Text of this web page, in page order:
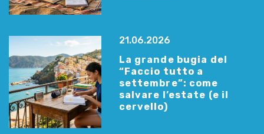
21.06.2026
La grande bugia del
“Faccio tutto a
settembre”: come
salvare l’estate (e il
cervello)